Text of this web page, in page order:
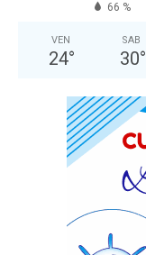
66 %
VEN
24°
SAB
30°